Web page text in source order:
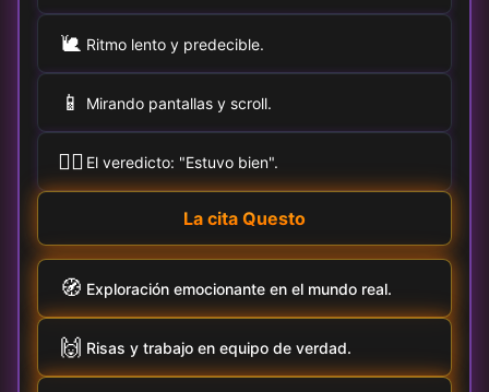
🐌 Ritmo lento y predecible.
📱 Mirando pantallas y scroll.
🤷‍♂️ El veredicto: "Estuvo bien".
La cita Questo
🧭 Exploración emocionante en el mundo real.
🙌 Risas y trabajo en equipo de verdad.